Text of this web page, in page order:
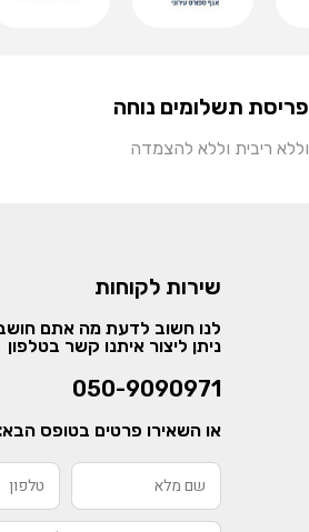
פריסת תשלומים נוחה
וללא ריבית וללא להצמדה
שירות לקוחות
לנו חשוב לדעת מה אתם
ניתן ליצור איתנו קשר בטלפון
050-9090971
או השאירו פרטים בטופס הבא: